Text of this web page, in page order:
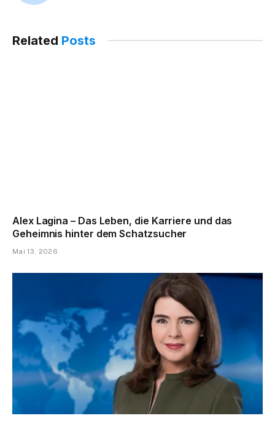
Related Posts
Alex Lagina – Das Leben, die Karriere und das
Geheimnis hinter dem Schatzsucher
Mai 13, 2026